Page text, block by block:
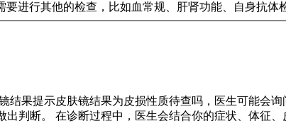
进行其他的检查，比如血常规、肝肾功能、自身抗体
果提示皮肤镜结果为皮损性质待查吗，医生可能会
判断。 在诊断过程中，医生会结合你的症状、体征